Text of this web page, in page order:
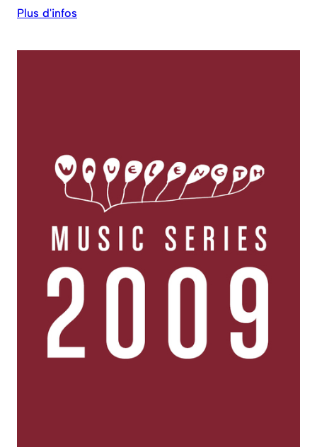
Plus d'infos